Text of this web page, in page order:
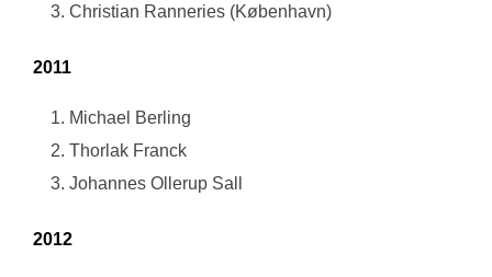
Christian Ranneries (København)
2011
Michael Berling
Thorlak Franck
Johannes Ollerup Sall
2012